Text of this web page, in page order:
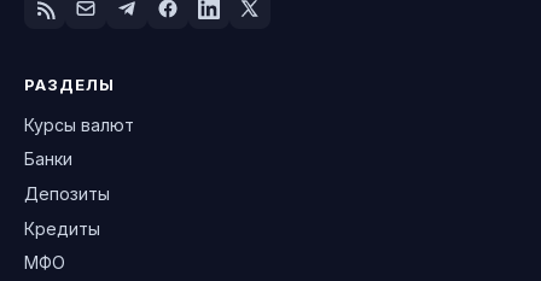
РАЗДЕЛЫ
Курсы валют
Банки
Депозиты
Кредиты
МФО